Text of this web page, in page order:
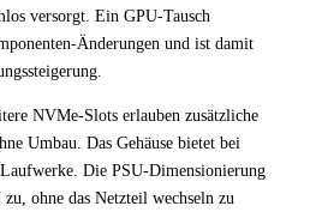
versorgt. Ein GPU-Tausch
Änderungen und ist damit
NVMe-Slots erlauben zusätzliche
Umbau. Das Gehäuse bietet bei
Die PSU-Dimensionierung
ohne das Netzteil wechseln zu